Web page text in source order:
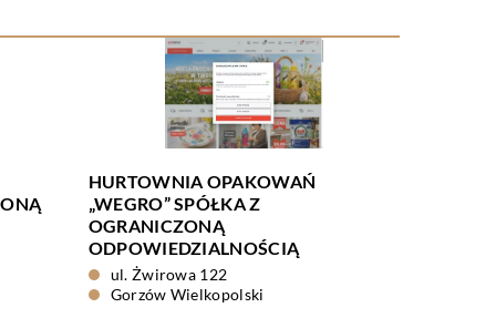
HURTOWNIA OPAKOWAŃ
„WEGRO” SPÓŁKA Z
OGRANICZONĄ
ODPOWIEDZIALNOŚCIĄ
ul. Żwirowa 122
Gorzów Wielkopolski